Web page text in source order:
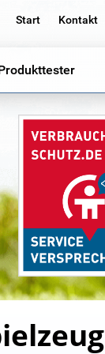
Start Kontakt